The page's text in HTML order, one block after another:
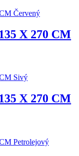
X 270 CM
X 270 CM